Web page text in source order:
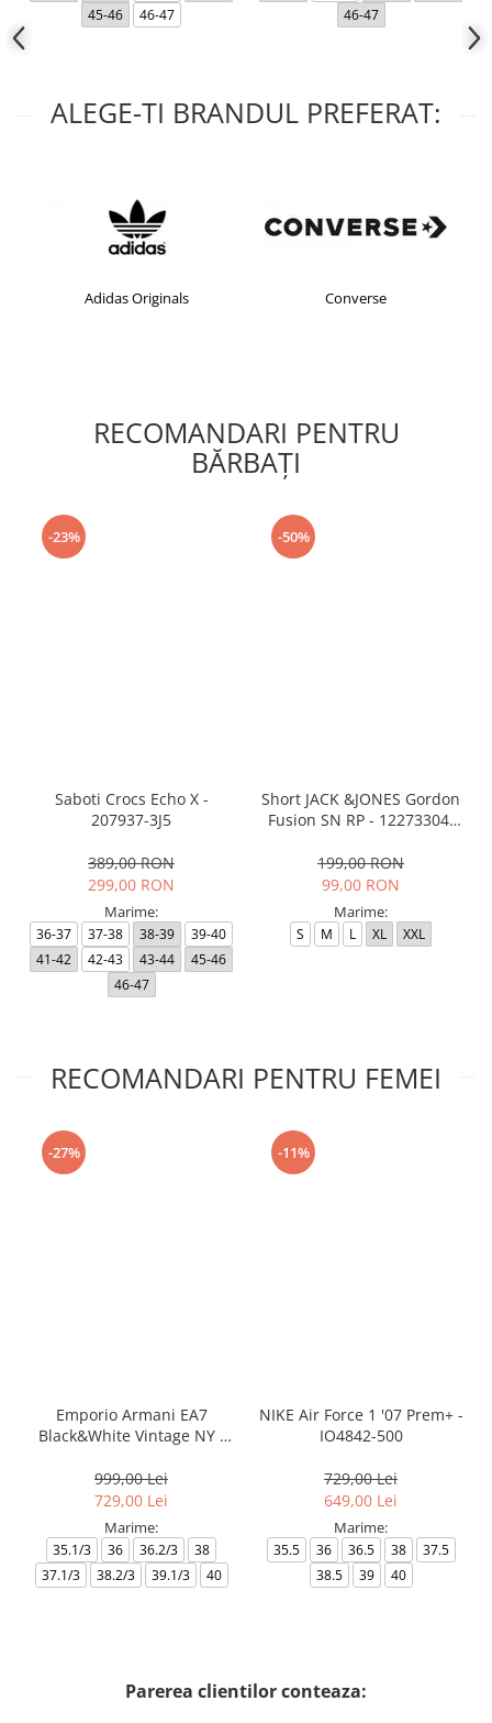
45-46 46-47 46-47
ALEGE-TI BRANDUL PREFERAT:
Adidas Originals Converse
RECOMANDARI PENTRU
BĂRBAŢI
-23%
Saboti Crocs Echo X -
207937-3J5
389,00 RON
299,00 RON
Marime:
36-37 37-38 38-39
39-40
41-42
42-43 43-44
45-46
46-47
-50%
Short JACK &JONES Gordon
Fusion SN RP - 12273304-
199,00 RON
99,00 RON
Marime:
S M L XL XXL
RECOMANDARI PENTRU FEMEI
-27%
Emporio Armani EA7
Black&White Vintage NY -
999,00 Lei
729,00 Lei
Marime:
35.1/3 36 36.2/3
38
37.1/3
38.2/3 39.1/3 40
-11%
NIKE Air Force 1 '07 Prem+ -
IO4842-500
729,00 Lei
649,00 Lei
Marime:
35.5 36 36.5 38
37.5
38.5
39 40
Parerea clientilor conteaza: